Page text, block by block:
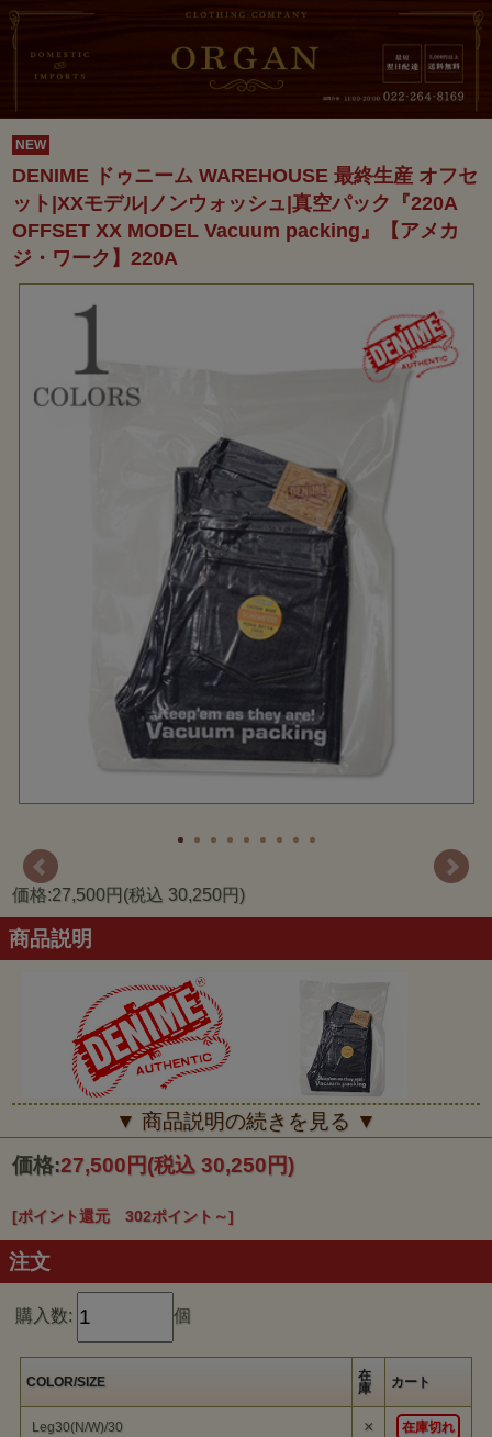
NEW
DENIME ドゥニーム WAREHOUSE 最終生産 オフセ
ット|XXモデル|ノンウォッシュ|真空パック『220A
OFFSET XX MODEL Vacuum packing』【アメカ
ジ・ワーク】220A
価格:27,500円(税込 30,250円)
商品説明
■■■Denime■■■
「これまで培った〈ウエアハウス〉の知 識を経験に裏打ちされた技
術で、ブランド本来の魅力がお届けできるよう精進いたします。日本
を代表するデニムブランドである〈ドゥニーム〉を、その語源で あ
る『サージ・ド・ニーム』に立ち返り原点からスタートいたします。
ム〉を「Made by WAREHOUSE」でお届けいたします」
▼ 商品説明の続きを見る ▼
価格:27,500円(税込 30,250円)
[ポイント還元 302ポイント～]
注文
購入数: 個
COLOR/SIZE
在
庫
カート
Leg30(N/W)/30 × 在庫切れ